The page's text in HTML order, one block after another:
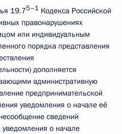
19.75–1 Кодекса Российской
правонарушениях
или индивидуальным
порядка представления
дополняется
административную
предпринимательской
уведомления о начале её
сведений
о начале